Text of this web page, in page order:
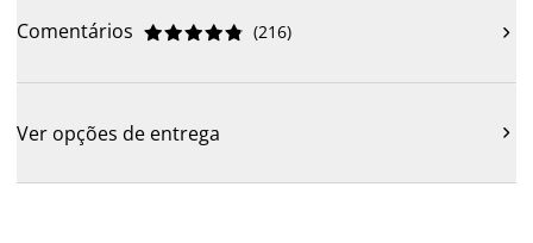
Comentários 




 (216) 
Ver opções de entrega 